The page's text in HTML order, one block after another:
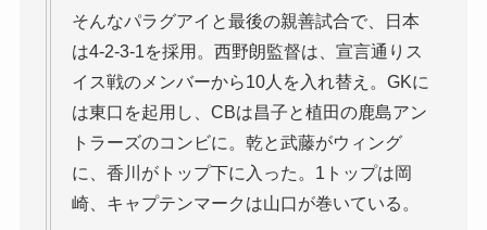
そんなパラグアイと最後の親善試合で、日本
は4-2-3-1を採用。西野朗監督は、宣言通りス
イス戦のメンバーから10人を入れ替え。GKに
は東口を起用し、CBは昌子と植田の鹿島アン
トラーズのコンビに。乾と武藤がウィング
に、香川がトップ下に入った。1トップは岡
崎、キャプテンマークは山口が巻いている。